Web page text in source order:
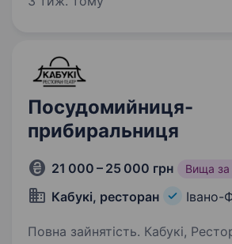
Посудомийниця-
прибиральниця
21 000 – 25 000 грн Вища
Кабукі, ресторан Івано-
Повна зайнятість. Кабукі, Ресторан за адресою